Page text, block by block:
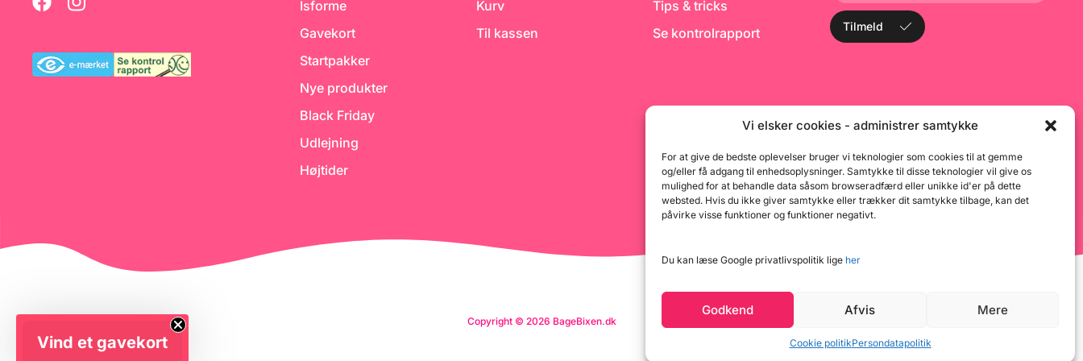
Vi elsker cookies - administrer samtykke
For at give de bedste oplevelser bruger vi teknologier som cookies til at gemme
og/eller få adgang til enhedsoplysninger. Samtykke til disse teknologier vil give os
mulighed for at behandle data såsom browseradfærd eller unikke id'er på dette
websted. Hvis du ikke giver samtykke eller trækker dit samtykke tilbage, kan det
påvirke visse funktioner og funktioner negativt.
Du kan læse Google privatlivspolitik lige her
Godkend Afvis Mere
Cookie politikPersondatapolitik
Hvedesur eller
forte Golden Maitoba Tipo
Isforme
Gavekort
Startpakker
Nye produkter
Black Friday
Udlejning
Højtider
Kurv
Til kassen
Tips & tricks
Se kontrolrapport
Tilmeld
Copyright © 2026 BageBixen.dk
Vind et gavekort